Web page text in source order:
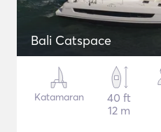
Bali Catspace
Katamaran
40 ft
12 m